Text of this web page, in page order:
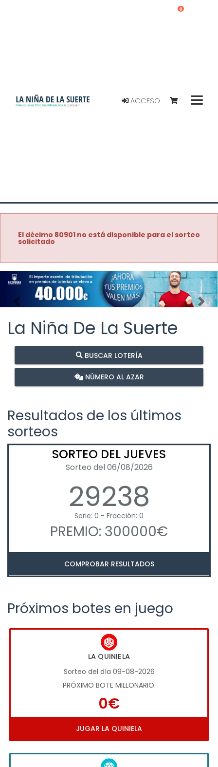
ACCESO
0
El décimo 80901 no está disponible para el sorteo
solicitado
Imagen anterior
La Niña De La Suerte
BUSCAR LOTERÍA
NÚMERO AL AZAR
Resultados de los últimos
sorteos
SORTEO DEL JUEVES
Sorteo del 06/08/2026
29238
Serie: 0 - Fracción: 0
PREMIO: 300000€
COMPROBAR RESULTADOS
Próximos botes en juego
LA QUINIELA
Sorteo del día 09-08-2026
PRÓXIMO BOTE MILLONARIO:
0€
JUGAR LA QUINIELA